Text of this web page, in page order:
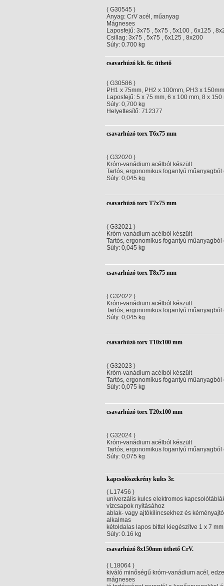
( G30545 )
Anyag: CrV acél, műanyag
Mágneses
Laposfejű: 3x75 , 5x75 , 5x100 , 6x125 ,
Csillag: 3x75 , 5x75 , 6x125 , 8x200
Súly: 0.700 kg
csavarhúzó klt. 6r. üthető
( G30586 )
PH1 x 75mm, PH2 x 100mm, PH3 x 150mm
Laposfejű: 5 x 75 mm, 6 x 100 mm, 8 x 150
Súly: 0,700 kg
Helyettesítő: 712377
csavarhúzó torx T6x75 mm
( G32020 )
Króm-vanádium acélból készült
Tartós, ergonomikus fogantyú műanyagból
Súly: 0,045 kg
csavarhúzó torx T7x75 mm
( G32021 )
Króm-vanádium acélból készült
Tartós, ergonomikus fogantyú műanyagból
Súly: 0,045 kg
csavarhúzó torx T8x75 mm
( G32022 )
Króm-vanádium acélból készült
Tartós, ergonomikus fogantyú műanyagból
Súly: 0,045 kg
csavarhúzó torx T10x100 mm
( G32023 )
Króm-vanádium acélból készült
Tartós, ergonomikus fogantyú műanyagból
Súly: 0,075 kg
csavarhúzó torx T20x100 mm
( G32024 )
Króm-vanádium acélból készült
Tartós, ergonomikus fogantyú műanyagból
Súly: 0,075 kg
kapcsolószekrény kulcs 3r.
( L17456 )
univerzális kulcs elektromos
vízcsapok nyitásához
ablak- vagy ajtókilincsekhez és
alkalmas
kétoldalas lapos bittel kiegészítve 1 x 7
Súly: 0.16 kg
csavarhúzó 8x150mm üthető CrV.
( L18064 )
kiváló minőségű króm-vanádium acél,
mágneses